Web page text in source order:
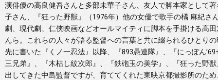
演俳優の高良健吾さんと多部未華子さん、友人で脚本家として
子さん、『狂った野獣』（1976年）他の女優で歌手の橘 麻紀
劇、現代劇、仁侠映画などオールマイティに脚本を手掛ける高
んら。これらの人々が語る監督への言葉と共に綴られるひとり
先に書いた『くノ一忍法』以降、『893愚連隊』、『にっぽん
三兄弟』、『木枯し紋次郎』、『鉄砲玉の美学』、『狂った野
出してきた中島監督ですが、育ててくれた東映京都撮影所のた